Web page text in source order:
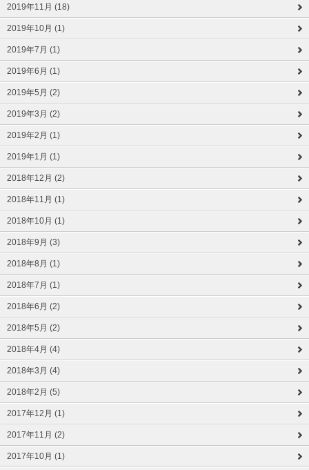
2019年11月 (18)
2019年10月 (1)
2019年7月 (1)
2019年6月 (1)
2019年5月 (2)
2019年3月 (2)
2019年2月 (1)
2019年1月 (1)
2018年12月 (2)
2018年11月 (1)
2018年10月 (1)
2018年9月 (3)
2018年8月 (1)
2018年7月 (1)
2018年6月 (2)
2018年5月 (2)
2018年4月 (4)
2018年3月 (4)
2018年2月 (5)
2017年12月 (1)
2017年11月 (2)
2017年10月 (1)